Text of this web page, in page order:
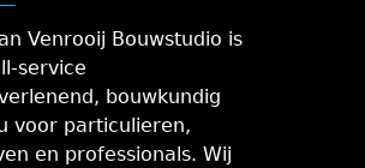
Venrooij Bouwstudio is
service
bouwkundig
voor particulieren,
en professionals. Wij